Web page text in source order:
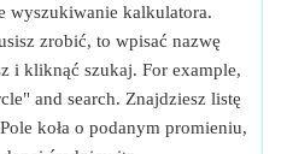
wyszukiwanie kalkulatora.
zrobić, to wpisać nazwę
i kliknąć szukaj. For example,
and search. Znajdziesz listę
koła o podanym promieniu,